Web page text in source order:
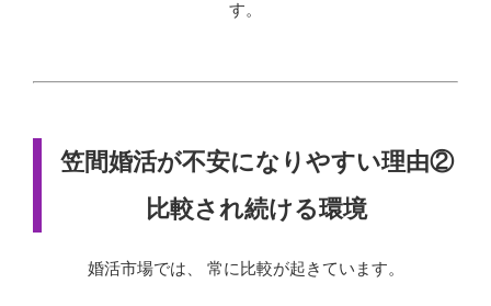
す。
笠間婚活が不安になりやすい理由②
比較され続ける環境
婚活市場では、 常に比較が起きています。